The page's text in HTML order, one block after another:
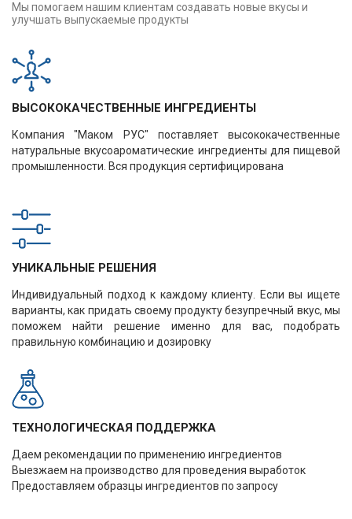
Мы помогаем нашим клиентам создавать новые вкусы и
улучшать выпускаемые продукты
ВЫСОКОКАЧЕСТВЕННЫЕ ИНГРЕДИЕНТЫ
Компания "Маком РУС" поставляет высококачественные
натуральные вкусоароматические ингредиенты для пищевой
промышленности. Вся продукция сертифицирована
УНИКАЛЬНЫЕ РЕШЕНИЯ
Индивидуальный подход к каждому клиенту. Если вы ищете
варианты, как придать своему продукту безупречный вкус, мы
поможем найти решение именно для вас, подобрать
правильную комбинацию и дозировку
ТЕХНОЛОГИЧЕСКАЯ ПОДДЕРЖКА
Даем рекомендации по применению ингредиентов
Выезжаем на производство для проведения выработок
Предоставляем образцы ингредиентов по запросу